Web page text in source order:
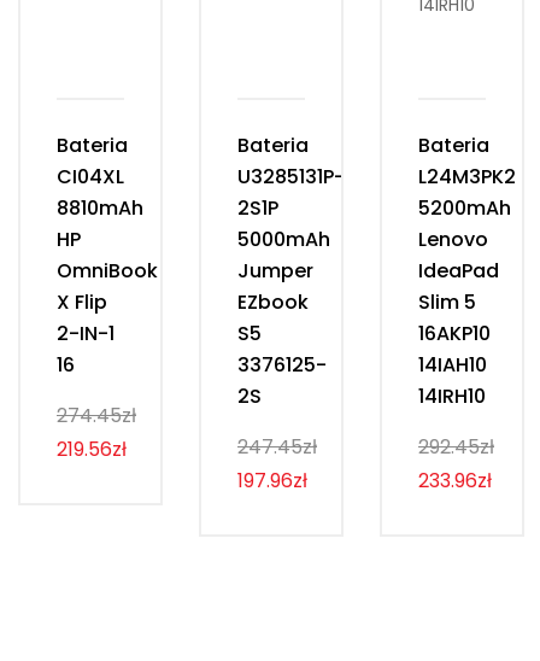
Bateria
CI04XL
8810mAh
HP
OmniBook
X Flip
2-IN-1
16
274.45zł
219.56zł
Bateria
U3285131P-
2S1P
5000mAh
Jumper
EZbook
S5
3376125-
2S
247.45zł
197.96zł
Bateria
L24M3PK2
5200mAh
Lenovo
IdeaPad
Slim 5
16AKP10
14IAH10
14IRH10
292.45zł
233.96zł